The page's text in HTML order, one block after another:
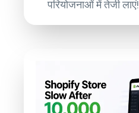
परियोजनाओं में तेजी लाएं!